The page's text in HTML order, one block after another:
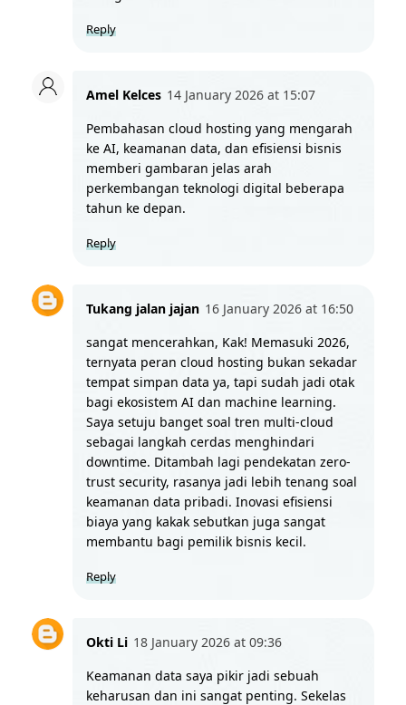
Reply
Amel Kelces 14 January 2026 at 15:07
Pembahasan cloud hosting yang mengarah
ke AI, keamanan data, dan efisiensi bisnis
memberi gambaran jelas arah
perkembangan teknologi digital beberapa
tahun ke depan.
Reply
Tukang jalan jajan 16 January 2026 at 16:50
sangat mencerahkan, Kak! Memasuki 2026,
ternyata peran cloud hosting bukan sekadar
tempat simpan data ya, tapi sudah jadi otak
bagi ekosistem AI dan machine learning.
Saya setuju banget soal tren multi-cloud
sebagai langkah cerdas menghindari
downtime. Ditambah lagi pendekatan zero-
trust security, rasanya jadi lebih tenang soal
keamanan data pribadi. Inovasi efisiensi
biaya yang kakak sebutkan juga sangat
membantu bagi pemilik bisnis kecil.
Reply
Okti Li 18 January 2026 at 09:36
Keamanan data saya pikir jadi sebuah
keharusan dan ini sangat penting. Sekelas